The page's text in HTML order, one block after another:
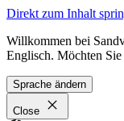
Direkt zum Inhalt
Willkommen bei
Englisch. Möchten Sie
Sprache ändern
Close